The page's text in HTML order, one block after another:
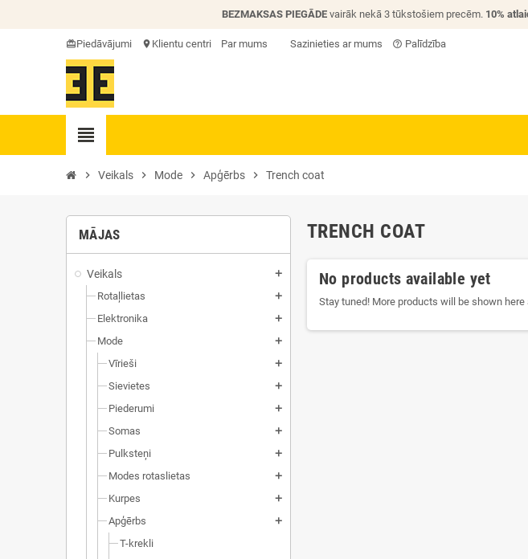
BEZMAKSAS PIEGĀDE vairāk nekā 3 tūkstošiem precēm. 10%
card_giftcardPiedāvājumi location_onKlientu centri Par mums Sazinieties ar mums help_outline Palīdzība
view_headline
chevron_right Veikals chevron_right Mode chevron_right Apģērbs chevron_right Trench coat
MĀJAS
Veikals add
Rotaļlietas add
Elektronika add
Mode add
Vīrieši add
Sievietes add
Piederumi add
Somas add
Pulksteņi add
Modes rotaslietas add
Kurpes add
Apģērbs add
T-krekli
TRENCH COAT
No products available yet
Stay tuned! More products will be shown here